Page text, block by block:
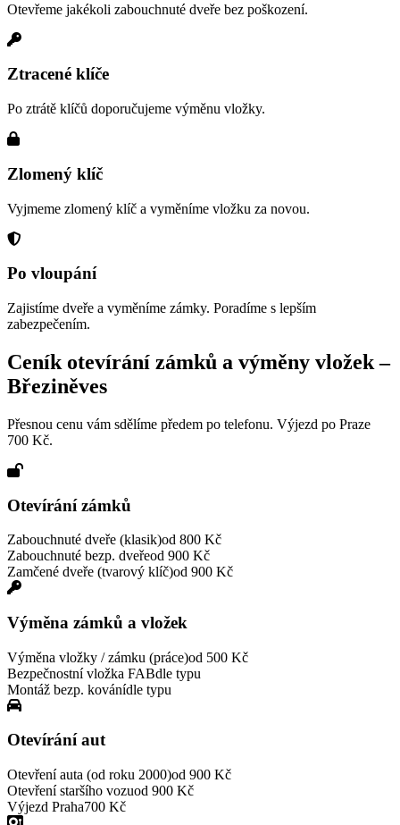
Otevřeme jakékoli zabouchnuté dveře bez poškození.
Ztracené klíče
Po ztrátě klíčů doporučujeme výměnu vložky.
Zlomený klíč
Vyjmeme zlomený klíč a vyměníme vložku za novou.
Po vloupání
Zajistíme dveře a vyměníme zámky. Poradíme s lepším
zabezpečením.
Ceník otevírání zámků a výměny vložek –
Březiněves
Přesnou cenu vám sdělíme předem po telefonu. Výjezd po Praze
700 Kč.
Otevírání zámků
Zabouchnuté dveře (klasik)od 800 Kč
Zabouchnuté bezp. dveřeod 900 Kč
Zamčené dveře (tvarový klíč)od 900 Kč
Výměna zámků a vložek
Výměna vložky / zámku (práce)od 500 Kč
Bezpečnostní vložka FABdle typu
Montáž bezp. kovánídle typu
Otevírání aut
Otevření auta (od roku 2000)od 900 Kč
Otevření staršího vozuod 900 Kč
Výjezd Praha700 Kč